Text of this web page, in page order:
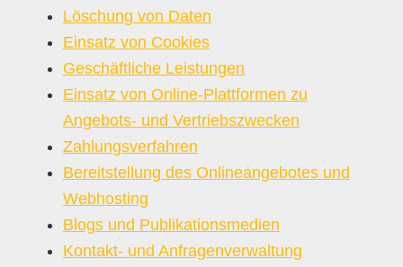
Löschung von Daten
Einsatz von Cookies
Geschäftliche Leistungen
Einsatz von Online-Plattformen zu
Angebots- und Vertriebszwecken
Zahlungsverfahren
Bereitstellung des Onlineangebotes und
Webhosting
Blogs und Publikationsmedien
Kontakt- und Anfragenverwaltung